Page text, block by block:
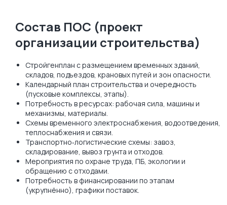
Состав ПОС (проект
организации строительства)
Стройгенплан с размещением временных зданий,
складов, подъездов, крановых путей и зон опасности.
Календарный план строительства и очередность
(пусковые комплексы, этапы).
Потребность в ресурсах: рабочая сила, машины и
механизмы, материалы.
Схемы временного электроснабжения, водоотведения,
теплоснабжения и связи.
Транспортно‑логистические схемы: завоз,
складирование, вывоз грунта и отходов.
Мероприятия по охране труда, ПБ, экологии и
обращению с отходами.
Потребность в финансировании по этапам
(укрупнённо), графики поставок.